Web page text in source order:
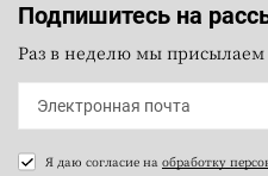
Подпишитесь на
Раз в неделю мы
Я даю согласие на обработку